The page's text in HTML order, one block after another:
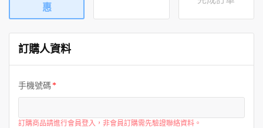
海島假期
韓國
東南亞
惠
訂購人資料
手機號碼
訂購商品請進行會員登入，非會員訂購需先驗證聯絡資料。